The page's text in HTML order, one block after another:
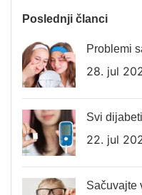
Poslednji članci
Problemi
28. jul
Svi
22. jul
Sačuvajte